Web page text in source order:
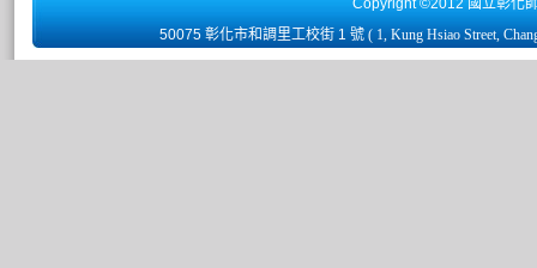
Copyright ©2012 國立彰化
50075 彰化市和調里工校街 1 號 ( 1, Kung Hsiao Street,